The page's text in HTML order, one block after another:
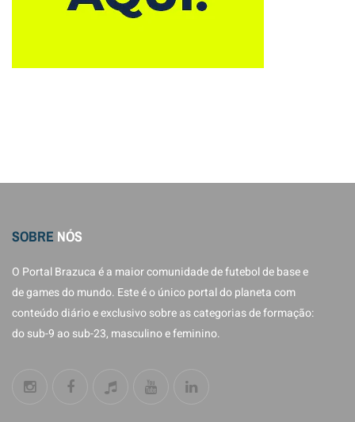
SOBRE NÓS
O Portal Brazuca é a maior comunidade de futebol de base e
de games do mundo. Este é o único portal do planeta com
conteúdo diário e exclusivo sobre as categorias de formação:
do sub-9 ao sub-23, masculino e feminino.